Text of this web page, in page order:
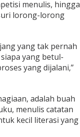
menulis, hingga
lorong-lorong
yang tak pernah
yang betul-
yang dijalani,”
adalah buah
menulis catatan
kecil literasi yang